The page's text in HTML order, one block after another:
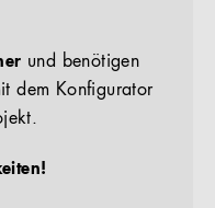
und benötigen
dem Konfigurator